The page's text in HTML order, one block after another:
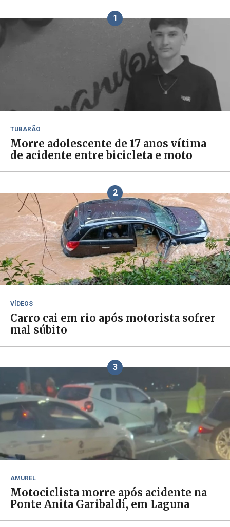
1
TUBARÃO
Morre adolescente de 17 anos vítima
de acidente entre bicicleta e moto
2
VÍDEOS
Carro cai em rio após motorista sofrer
mal súbito
3
AMUREL
Motociclista morre após acidente na
Ponte Anita Garibaldi, em Laguna